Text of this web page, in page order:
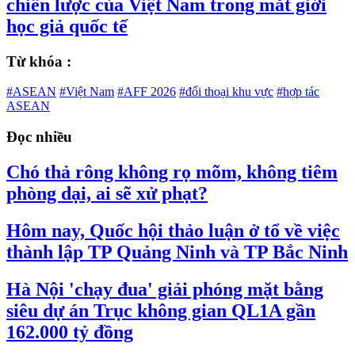
chiến lược của Việt Nam trong mắt giới
học giả quốc tế
Từ khóa :
#ASEAN #Việt Nam #AFF 2026 #đối thoại khu vực #hợp tác
ASEAN
Đọc nhiều
Chó thả rông không rọ mõm, không tiêm
phòng dại, ai sẽ xử phạt?
Hôm nay, Quốc hội thảo luận ở tổ về việc
thành lập TP Quảng Ninh và TP Bắc Ninh
Hà Nội 'chạy đua' giải phóng mặt bằng
siêu dự án Trục không gian QL1A gần
162.000 tỷ đồng